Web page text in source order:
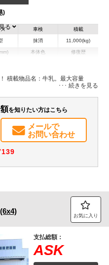
)
ズ 車検
抹消
積載
11,000(kg)
本体色 修復歴
る
積載物品名：牛乳。最大容量
を知りたい方はこちら
メールで
お問い合わせ
お気に入り
支払総額：
ASK